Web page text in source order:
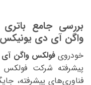
بررسی جامع
واگن آی دی یونیکس
خودرویفولکس واگن
پیشرفته شرکت فولکس
فناوری‌های پیشرفته،